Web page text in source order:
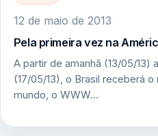
12 de maio de 2013
Pela primeira vez na
A partir de amanhã (13/05/13)
(17/05/13), o Brasil receberá
mundo, o WWW…